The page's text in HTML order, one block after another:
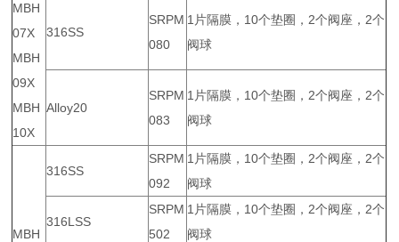
MBH
07X
MBH
09X
MBH
10X
316SS
SRPM
080
1片隔膜，10个垫圈，2个阀座，2个
阀球
Alloy20
SRPM
083
1片隔膜，10个垫圈，2个阀座，2个
阀球
MBH
316SS
SRPM
092
1片隔膜，10个垫圈，2个阀座，2个
阀球
316LSS
SRPM
502
1片隔膜，10个垫圈，2个阀座，2个
阀球